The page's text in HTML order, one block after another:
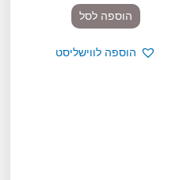
הוספה לסל
הוספה לווישליסט